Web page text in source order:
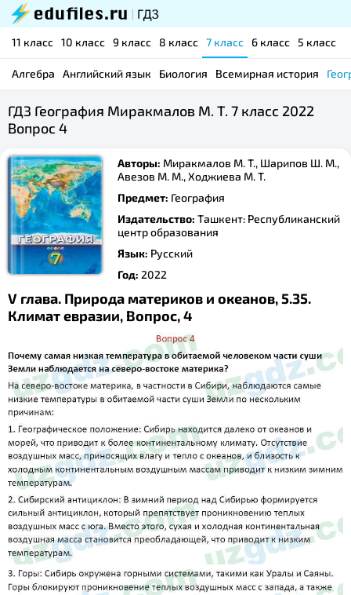
11 класс 10 класс 9 класс 8 класс 7 класс 6 класс 5 класс
Алгебра Английский язык Биология Всемирная история
ГДЗ География Миракмалов М. Т. 7 класс 2022
Вопрос 4
Авторы: Миракмалов М. Т., Шарипов Ш. М.,
Авезов М. М., Ходжиева М. Т.
Предмет: География
Издательство: Ташкент: Республиканский
центр образования
Язык: Русский
Год: 2022
V глава. Природа материков и океанов, 5.35.
Климат евразии, Вопрос, 4